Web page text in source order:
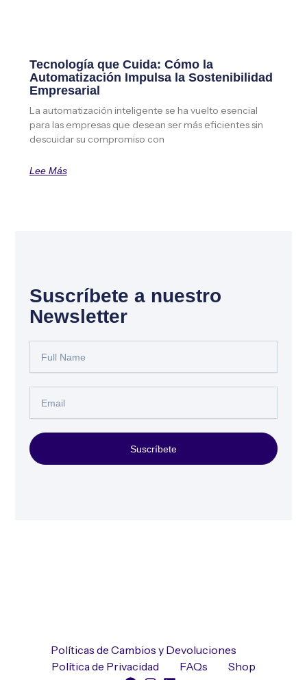
Tecnología que Cuida: Cómo la
Automatización Impulsa la Sostenibilidad
Empresarial
La automatización inteligente se ha vuelto esencial
para las empresas que desean ser más eficientes sin
descuidar su compromiso con
Lee Más
Suscríbete a nuestro
Newsletter
Name
Suscríbete
Políticas de Cambios y Devoluciones
Política de Privacidad
FAQs Shop